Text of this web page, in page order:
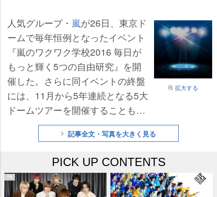
拡大する
人気グループ・ 嵐が26日、東京ド
ームで毎年恒例となったイベント
『嵐のワクワク学校2016 毎日が
もっと輝く5つの自由研究』を開
催した。さらに同イベントの終盤
には、11月から5年連続となる5大
ドームツアーを開催することも発
表。ドームは大きな歓声に包まれ
記事全文・写真を大きく見る
PICK UP CONTENTS